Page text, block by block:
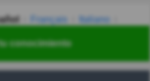
conocimiento
Français
Italiano
한국어 汉语